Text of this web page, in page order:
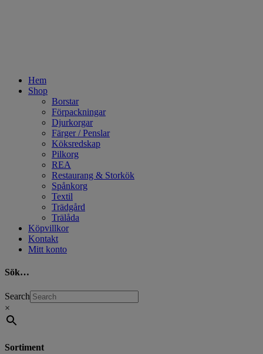
Hem
Shop
Borstar
Förpackningar
Djurkorgar
Färger / Penslar
Köksredskap
Pilkorg
REA
Restaurang & Storkök
Spånkorg
Textil
Trädgård
Trälåda
Köpvillkor
Kontakt
Mitt konto
Sök…
Search
×
Sortiment